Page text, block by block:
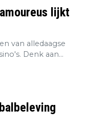
lijkt
van alledaagse
Denk aan...